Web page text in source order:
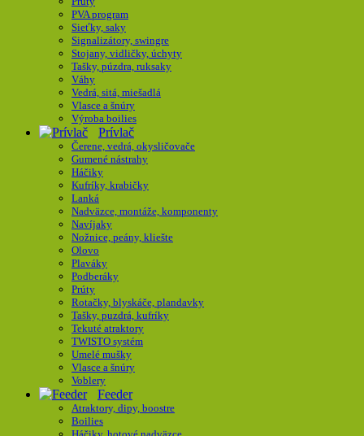
PVA program
Sieťky, saky
Signalizátory, swingre
Stojany, vidličky, úchyty
Tašky, púzdra, ruksaky
Váhy
Vedrá, sitá, miešadlá
Vlasce a šnúry
Výroba boilies
Prívlač
Čerene, vedrá, okysličovače
Gumené nástrahy
Háčiky
Kufríky, krabičky
Lanká
Nadväzce, montáže, komponenty
Navíjaky
Nožnice, peány, kliešte
Olovo
Plaváky
Podberáky
Prúty
Rotačky, blyskáče, plandavky
Tašky, puzdrá, kufríky
Tekuté atraktory
TWISTO systém
Umelé mušky
Vlasce a šnúry
Voblery
Feeder
Atraktory, dipy, boostre
Boilies